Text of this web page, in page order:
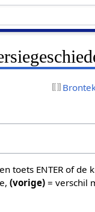
toets ENTER of de
(vorige) = verschil